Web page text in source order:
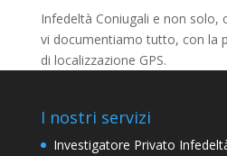
Infedeltà Coniugali e non solo,
vi documentiamo tutto, con la
di localizzazione GPS.
I nostri servizi
Investigatore Privato